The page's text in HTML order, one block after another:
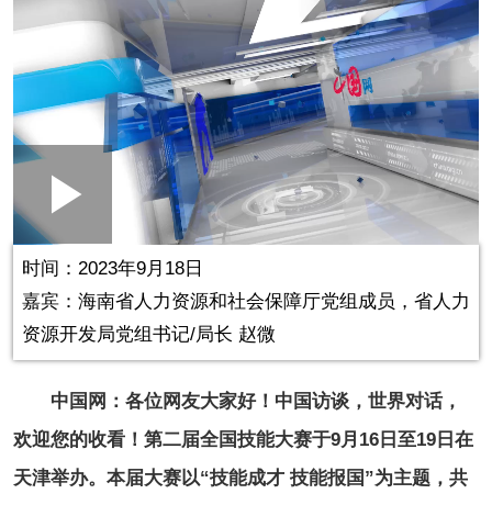
Play
Video
Picture-
Picture
时间：2023年9月18日
嘉宾：海南省人力资源和社会保障厅党组成员，省人力
资源开发局党组书记/局长 赵微
中国网：各位网友大家好！中国访谈，世界对话，
欢迎您的收看！第二届全国技能大赛于9月16日至19日在
天津举办。本届大赛以“技能成才 技能报国”为主题，共